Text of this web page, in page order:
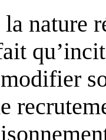
nature